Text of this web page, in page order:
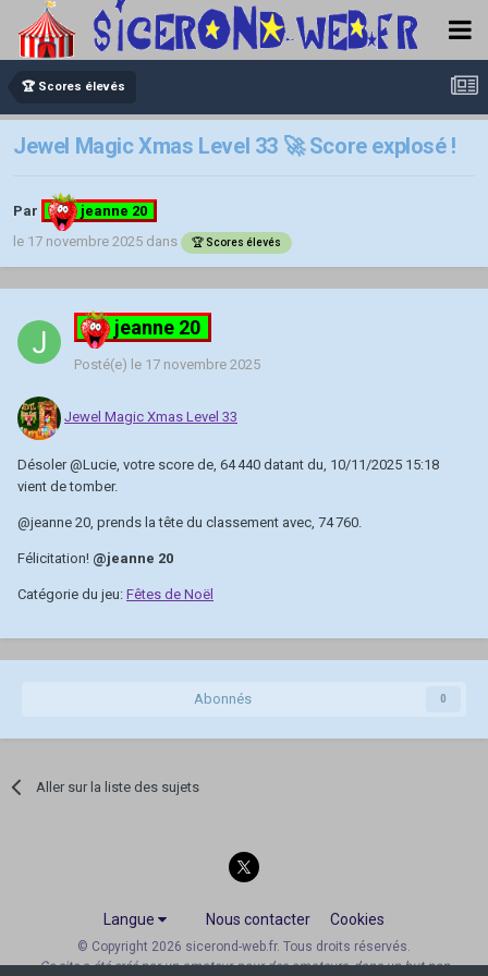
🏆 Scores élevés
Jewel Magic Xmas Level 33 🚀 Score explosé !
Par
jeanne 20
le 17 novembre 2025 dans 🏆 Scores élevés
jeanne 20
Posté(e) le 17 novembre 2025
Jewel Magic Xmas Level 33
Désoler@Lucie , votre score de, 64 440 datant du, 10/11/2025 15:18
vient de tomber.
@jeanne 20 , prends la tête du classement avec, 74 760.
Félicitation! @jeanne 20
Catégorie du jeu: Fêtes de Noël
Abonnés 0
Aller sur la liste des sujets
Langue Nous contacter Cookies
© Copyright 2026 sicerond-web.fr. Tous droits réservés.
Ce site a été créé par un amateur, pour des amateurs, dans un but non